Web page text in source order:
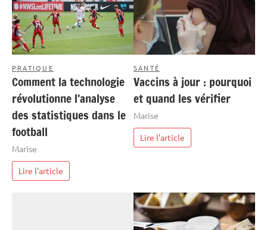
PRATIQUE
Comment la technologie
révolutionne l’analyse
des statistiques dans le
football
Marise
Lire l'article
SANTÉ
Vaccins à jour : pourquoi
et quand les vérifier
Marise
Lire l'article